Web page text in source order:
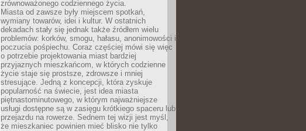
zrównoważonego codziennego życia.
Miasta od zawsze były miejscem spotkań,
wymiany towarów, idei i kultur. W ostatnich
dekadach stały się jednak także źródłem wielu
problemów: korków, smogu, hałasu, anonimowości i
poczucia pośpiechu. Coraz częściej mówi się więc
o potrzebie projektowania miast bardziej
przyjaznych mieszkańcom, w których codzienne
życie staje się prostsze, zdrowsze i mniej
stresujące. Jedną z koncepcji, która zyskuje
popularność na świecie, jest idea miasta
piętnastominutowego, w którym najważniejsze
usługi dostępne są w zasięgu krótkiego spaceru lub
przejazdu na rowerze. Sednem tej wizji jest myśl,
że mieszkaniec powinien mieć blisko nie tylko